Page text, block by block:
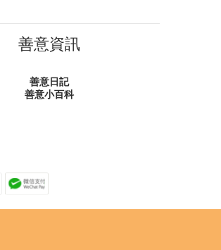
善意資訊
善意日記
善意小百科